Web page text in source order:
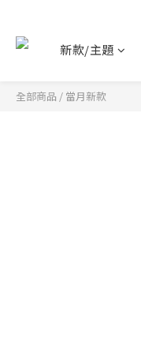
新款/主題
全部商品 / 當月新款